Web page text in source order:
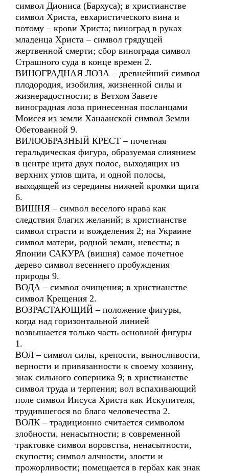
символ Диониса (Бархуса); в христианстве
символ Христа, евхаристического вина и
потому – крови Христа; виноград в руках
младенца Христа – символ грядущей
жертвенной смерти; сбор винограда символ
Страшного суда в конце времен 2.
ВИНОГРАДНАЯ ЛОЗА – древнейший символ
плодородия, изобилия, жизненной силы и
жизнерадостности; в Ветхом Завете
виноградная лоза принесенная посланцами
Моисея из земли Ханаанской символ Земли
Обетованной 9.
ВИЛООБРАЗНЫЙ КРЕСТ – почетная
геральдическая фигура, образуемая слиянием
в центре щита двух полос, выходящих из
верхних углов щита, и одной полосы,
выходящей из середины нижней кромки щита
6.
ВИШНЯ – символ веселого нрава как
следствия благих желаний; в христианстве
символ страсти и вожделения 2; на Украине
символ матери, родной земли, невесты; в
Японии САКУРА (вишня) самое почетное
дерево символ весеннего пробуждения
природы 9.
ВОДА – символ очищения; в христианстве
символ Крещения 2.
ВОЗРАСТАЮЩИЙ – положение фигуры,
когда над горизонтальной линией
возвышается только часть основной фигуры
1.
ВОЛ – символ силы, крепости, выносливости,
верности и привязанности к своему хозяину,
знак сильного соперника 9; в христианстве
символ труда и терпения; вол вспахивающий
поле символ Иисуса Христа как Искупителя,
трудившегося во благо человечества 2.
ВОЛК – традиционно считается символом
злобности, ненасытности; в современной
трактовке символ воровства, ненасытности,
скупости; символ алчности, злости и
прожорливости; помещается в гербах как знак